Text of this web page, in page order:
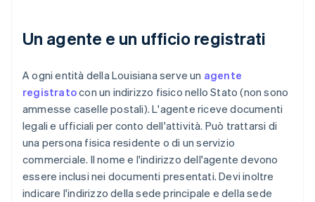
Un agente e un ufficio registrati
A ogni entità della Louisiana serve un agente
registratocon un indirizzo fisico nello Stato (non sono
ammesse caselle postali). L'agente riceve documenti
legali e ufficiali per conto dell'attività. Può trattarsi di
una persona fisica residente o di un servizio
commerciale. Il nome e l'indirizzo dell'agente devono
essere inclusi nei documenti presentati. Devi inoltre
indicare l'indirizzo della sede principale e della sede